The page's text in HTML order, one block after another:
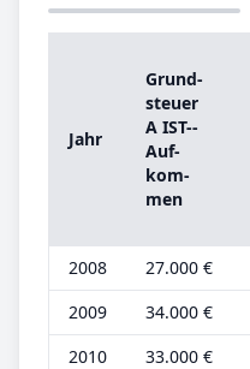
Jahr
Grund­
steu­er
A IST-­
Auf­
kom­
men
2008 27.000 €
2009
34.000 €
2010
33.000 €